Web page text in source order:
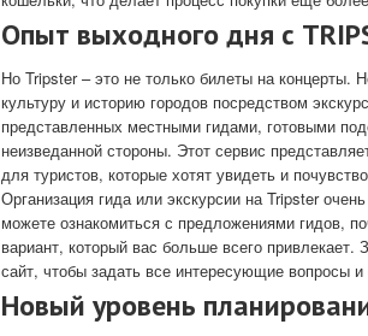
Опыт выходного дня с
Но Tripster – это не только билеты на концерты.
культуру и историю городов посредством
представленных местными гидами, готовыми
неизведанной стороны. Этот сервис
для туристов, которые хотят увидеть и
Организация гида или экскурсии на Tripster
можете ознакомиться с предложениями гидов,
вариант, который вас больше всего
сайт, чтобы задать все интересующие вопросы и
Новый уровень